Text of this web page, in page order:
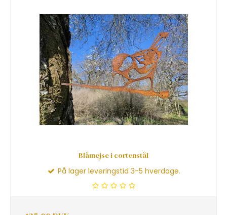
Blåmejse i cortenstål
På lager leveringstid 3-5 hverdage.